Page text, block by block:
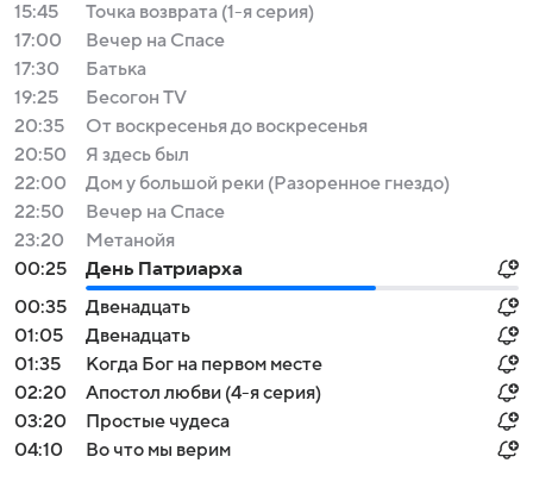
15:45
Точка возврата (1-я серия)
17:00
Вечер на Спасе
17:30
Батька
19:25
Бесогон TV
20:35
От воскресенья до воскресенья
20:50
Я здесь был
22:00
Дом у большой реки (Разоренное гнездо)
22:50
Вечер на Спасе
23:20
Мeтанoйя
00:25
День Патриарха
00:35
Двенадцать
01:05
Двенадцать
01:35
Когда Бог на первом месте
02:20
Апостол любви (4-я серия)
03:20
Простые чудеса
04:10
Во что мы верим